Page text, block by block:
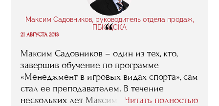
Максим Садовников, руководитель отдела продаж,
ПБК ЦСКА
“
21 АВГУСТА 2013
Максим Садовников – один из тех, кто,
завершив обучение по программе
«Менеджмент в игровых видах спорта», сам
стал ее преподавателем. В течение
нескольких лет Максим возглавляет отдел
Читать полностью